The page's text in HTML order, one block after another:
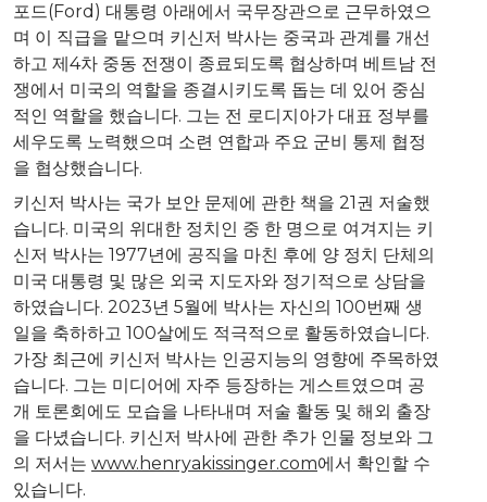
포드(Ford) 대통령 아래에서 국무장관으로 근무하였으
며 이 직급을 맡으며 키신저 박사는 중국과 관계를 개선
하고 제4차 중동 전쟁이 종료되도록 협상하며 베트남 전
쟁에서 미국의 역할을 종결시키도록 돕는 데 있어 중심
적인 역할을 했습니다. 그는 전 로디지아가 대표 정부를
세우도록 노력했으며 소련 연합과 주요 군비 통제 협정
을 협상했습니다.
키신저 박사는 국가 보안 문제에 관한 책을 21권 저술했
습니다. 미국의 위대한 정치인 중 한 명으로 여겨지는 키
신저 박사는 1977년에 공직을 마친 후에 양 정치 단체의
미국 대통령 및 많은 외국 지도자와 정기적으로 상담을
하였습니다. 2023년 5월에 박사는 자신의 100번째 생
일을 축하하고 100살에도 적극적으로 활동하였습니다.
가장 최근에 키신저 박사는 인공지능의 영향에 주목하였
습니다. 그는 미디어에 자주 등장하는 게스트였으며 공
개 토론회에도 모습을 나타내며 저술 활동 및 해외 출장
을 다녔습니다. 키신저 박사에 관한 추가 인물 정보와 그
의 저서는 www.henryakissinger.com에서 확인할 수
있습니다.